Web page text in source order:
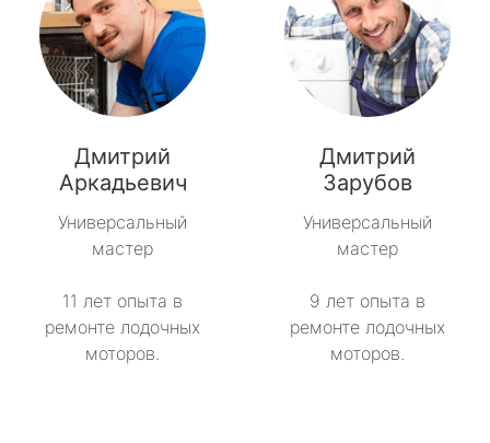
Дмитрий
Аркадьевич
Универсальный
мастер
11 лет опыта в
ремонте лодочных
моторов.
Дмитрий
Зарубов
Универсальный
мастер
9 лет опыта в
ремонте лодочных
моторов.